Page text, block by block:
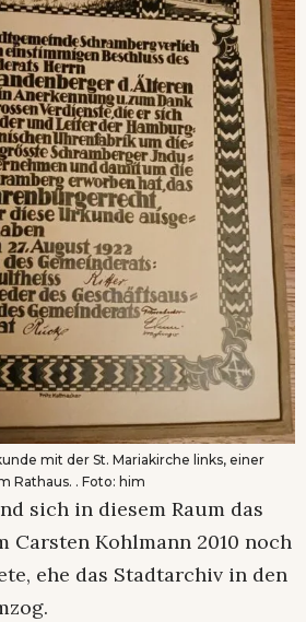
mit der St. Mariakirche links, einer
Rathaus. . Foto: him
sich in diesem Raum das
Carsten Kohlmann 2010 noch
ehe das Stadtarchiv in den